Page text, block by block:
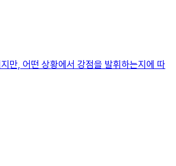
만, 어떤 상황에서 강점을 발휘하는지에 따